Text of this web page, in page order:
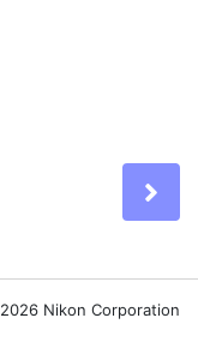
2026 Nikon Corporation